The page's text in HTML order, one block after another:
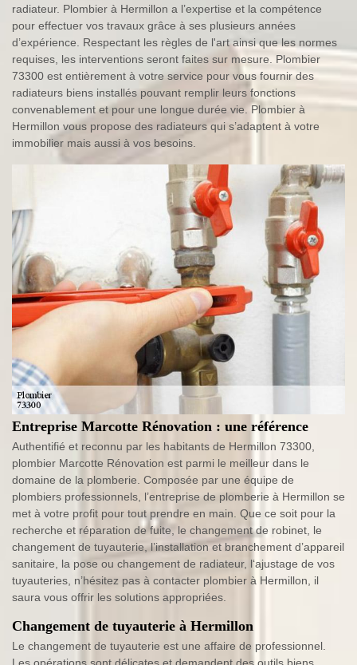
radiateur. Plombier à Hermillon a l’expertise et la compétence
pour effectuer vos travaux grâce à ses plusieurs années
d’expérience. Respectant les règles de l'art ainsi que les normes
requises, les interventions seront faites sur mesure. Plombier
73300 est entièrement à votre service pour vous fournir des
radiateurs biens installés pouvant remplir leurs fonctions
convenablement et pour une longue durée vie. Plombier à
Hermillon vous propose des radiateurs qui s’adaptent à votre
immobilier mais aussi à vos besoins.
Entreprise Marcotte Rénovation : une référence
Authentifié et reconnu par les habitants de Hermillon 73300,
plombier Marcotte Rénovation est parmi le meilleur dans le
domaine de la plomberie. Composée par une équipe de
plombiers professionnels, l’entreprise de plomberie à Hermillon se
met à votre profit pour tout prendre en main. Que ce soit pour la
recherche et réparation de fuite, le changement de robinet, le
changement de tuyauterie, l’installation et branchement d’appareil
sanitaire, la pose ou changement de radiateur, l‘ajustage de vos
tuyauteries, n’hésitez pas à contacter plombier à Hermillon, il
saura vous offrir les solutions appropriées.
Changement de tuyauterie à Hermillon
Le changement de tuyauterie est une affaire de professionnel.